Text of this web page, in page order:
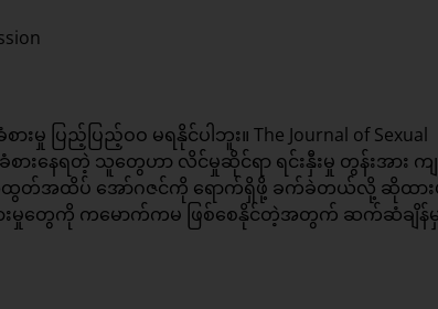
ပြည့်ပြည့်ဝဝ မရနိုင်ပါဘူး။ The Journal of Sexual
းနေရတဲ့ သူတွေဟာ လိင်မှုဆိုင်ရာ ရင်းနှီးမှု တွန်းအား က
ပဲ အထွတ်အထိပ် အော်ဂဇင်ကို ရောက်ရှိဖို့ ခက်ခဲတယ်လို့ ဆိုထားပ
ားမှုတွေကို ကမောက်ကမ ဖြစ်စေနိုင်တဲ့အတွက် ဆက်ဆံချိန်